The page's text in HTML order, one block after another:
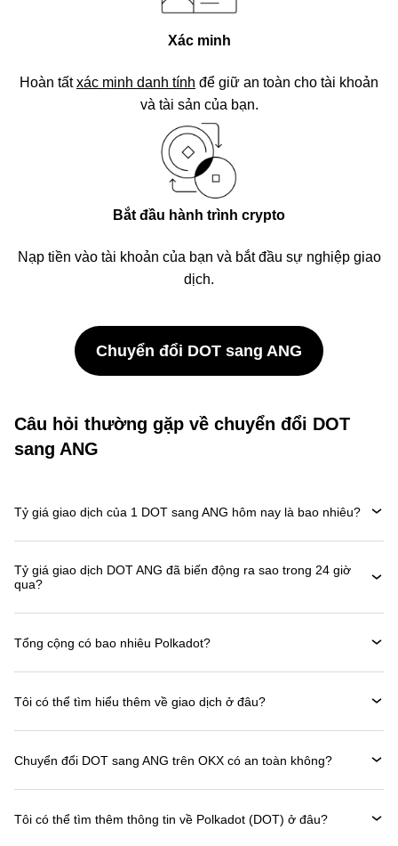
Xác minh
Hoàn tấtxác minh danh tính để giữ an toàn cho tài khoản
và tài sản của bạn.
Bắt đầu hành trình crypto
Nạp tiền vào tài khoản của bạn và bắt đầu sự nghiệp giao
dịch.
Chuyển đổi DOT sang ANG
Câu hỏi thường gặp về chuyển đổi DOT
sang ANG
Tỷ giá giao dịch của 1 DOT sang ANG hôm nay là bao nhiêu?
Tỷ giá giao dịch DOT ANG đã biến động ra sao trong 24 giờ
qua?
Tổng cộng có bao nhiêu Polkadot?
Tôi có thể tìm hiểu thêm về giao dịch ở đâu?
Chuyển đổi DOT sang ANG trên OKX có an toàn không?
Tôi có thể tìm thêm thông tin về Polkadot (DOT) ở đâu?